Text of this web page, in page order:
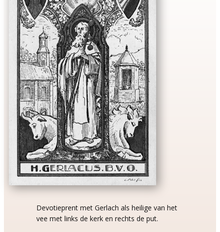
Devotieprent met Gerlach als heilige van het
vee met links de kerk en rechts de put.